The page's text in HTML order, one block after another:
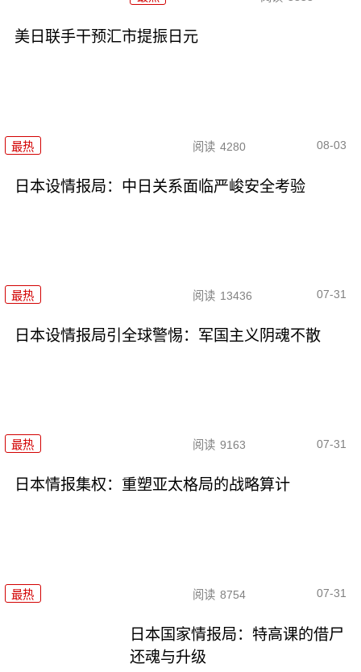
美日联手干预汇市提振日元
最热 阅读 4280 08-03
日本设情报局：中日关系面临严峻安全考验
最热 阅读 13436 07-31
日本设情报局引全球警惕：军国主义阴魂不散
最热 阅读 9163 07-31
日本情报集权：重塑亚太格局的战略算计
最热 阅读 8754 07-31
日本国家情报局：特高课的借尸
还魂与升级